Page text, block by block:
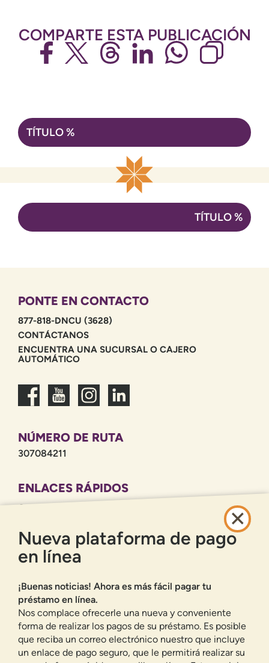
COMPARTE ESTA PUBLICACIÓN
Navegación
de
TÍTULO %
TÍTULO %
PONTE EN CONTACTO
877-818-DNCU (3628)
CONTÁCTANOS
ENCUENTRA UNA SUCURSAL O CAJERO
AUTOMÁTICO
NÚMERO DE RUTA
307084211
ENLACES RÁPIDOS
CARRERAS PROFESIONALES
MAPA DEL SITIO
ACCESO
INSCRIBIRSE
Ofrecemos a los residentes de Nuevo México cuentas corrientes,
cuentas de ahorro, préstamos para automóviles, hipotecas, préstamos
personales, tarjetas de crédito y muchos otros productos y servicios
bancarios.
Nueva plataforma de pago
en línea
¡Buenas noticias! Ahora es más fácil pagar tu
préstamo en línea.
Nos complace ofrecerle una nueva y conveniente
forma de realizar los pagos de su préstamo. Es posible
que reciba un correo electrónico nuestro que incluye
un enlace de pago seguro, que le permitirá realizar su